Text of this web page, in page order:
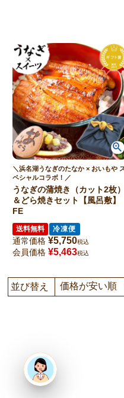
＼浜名湖うなぎのたなか × おいもや
ペシャルコラボ！／
うなぎの蒲焼き（カット2枚）
＆どら焼きセット【風呂敷】
FE
送料無料 冷凍便
通常価格 ¥5,750税込
会員価格 ¥5,463税込
並び替え 価格が安い順